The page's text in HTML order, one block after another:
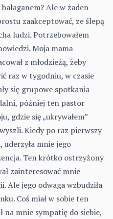
Ale w żaden
zaakceptować, ze ślepą
ludzi. Potrzebowałem
Moja mama
z młodzieżą, żeby
raz w tygodniu, w czasie
się grupowe spotkania
później ten pastor
gdzie się „ukrywałem”
Kiedy po raz pierwszy
uderzyła mnie jego
Ten krótko ostrzyżony
zainteresować mnie
Ale jego odwaga wzbudziła
Coś miał w sobie ten
na mnie sympatię do siebie,